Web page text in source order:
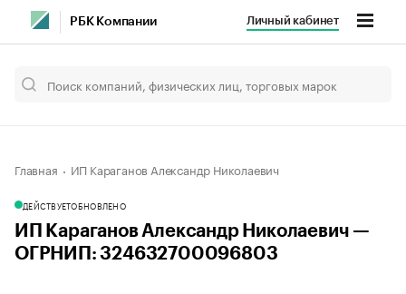
РБК Компании Личный кабинет
Главная ИП Караганов Александр Николаевич
ДЕЙСТВУЕТОБНОВЛЕНО
ИП Караганов Александр Николаевич —
ОГРНИП: 324632700096803